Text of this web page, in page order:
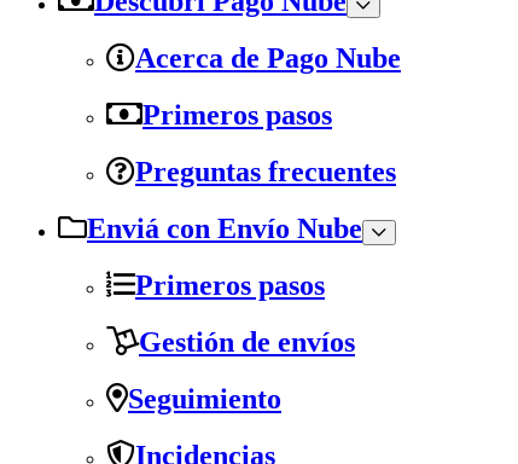
Acerca de Pago Nube
Primeros pasos
Preguntas frecuentes
Enviá con Envío Nube
Primeros pasos
Gestión de envíos
Seguimiento
Incidencias